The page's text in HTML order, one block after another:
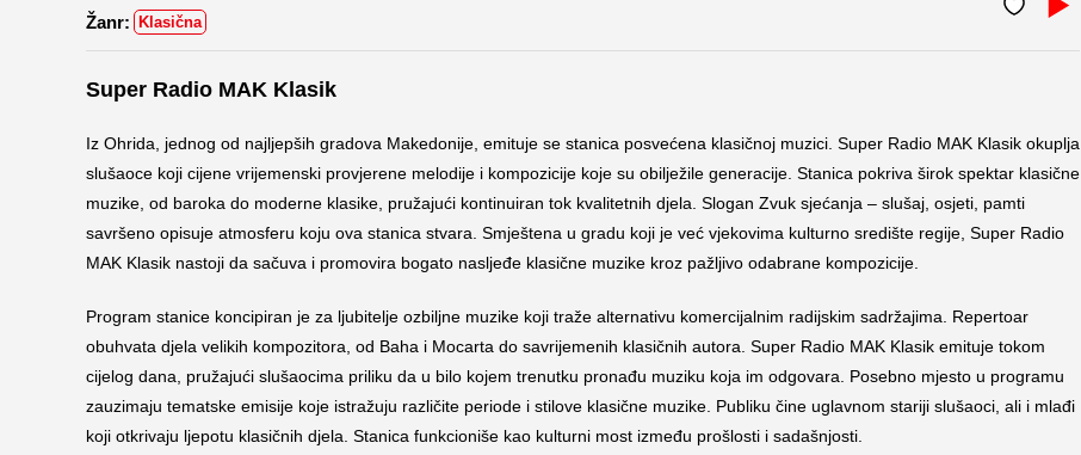
Klasična
Super Radio MAK Klasik
Iz Ohrida, jednog od najljepših gradova Makedonije, emituje se stanica posvećena klasičnoj muzici. Super Radio MAK Klasik okuplja
slušaoce koji cijene vrijemenski provjerene melodije i kompozicije koje su obilježile generacije. Stanica pokriva širok spektar klasične
muzike, od baroka do moderne klasike, pružajući kontinuiran tok kvalitetnih djela. Slogan Zvuk sjećanja – slušaj, osjeti, pamti
savršeno opisuje atmosferu koju ova stanica stvara. Smještena u gradu koji je već vjekovima kulturno središte regije, Super Radio
MAK Klasik nastoji da sačuva i promovira bogato nasljeđe klasične muzike kroz pažljivo odabrane kompozicije.
Program stanice koncipiran je za ljubitelje ozbiljne muzike koji traže alternativu komercijalnim radijskim sadržajima. Repertoar
obuhvata djela velikih kompozitora, od Baha i Mocarta do savrijemenih klasičnih autora. Super Radio MAK Klasik emituje tokom
cijelog dana, pružajući slušaocima priliku da u bilo kojem trenutku pronađu muziku koja im odgovara. Posebno mjesto u programu
zauzimaju tematske emisije koje istražuju različite periode i stilove klasične muzike. Publiku čine uglavnom stariji slušaoci, ali i mlađi
koji otkrivaju ljepotu klasičnih djela. Stanica funkcioniše kao kulturni most između prošlosti i sadašnjosti.